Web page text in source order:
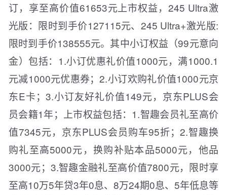
订，享至高价值61653元上市权益，245 Ultra激
光版：限时到手价127115元、245 Ultra+激光版:
限时到手价138555元。其中小订权益（99元意向
金）包括：1.小订优惠礼价值1000元，满1000.1
元减1000元优惠券；2.小订欢购礼价值1000元京
东E卡；3.小订友好礼价值149元，京东PLUS会
员会籍1年；上市权益包括：1.智趣会员礼至高价
值7345元，京东PLUS会员购车95折；2.智趣换
购礼至高5000元，换购补贴本品5000元，他品
3000元；3.智趣金融礼至高价值7800元，限时享
至高10万5年贷3年0息、8万24期0息、5年低息等